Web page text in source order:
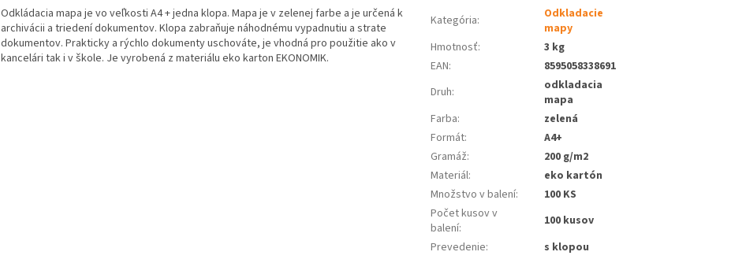
Odkládacia mapa je vo veľkosti A4 + jedna klopa. Mapa je v zelenej farbe a je určená k
archivácii a triedení dokumentov. Klopa zabraňuje náhodnému vypadnutiu a strate
dokumentov. Prakticky a rýchlo dokumenty uschováte, je vhodná pro použitie ako v
kancelári tak i v škole. Je vyrobená z materiálu eko karton EKONOMIK.
Kategória:
Odkladacie
mapy
Hmotnosť:
3 kg
EAN:
8595058338691
Druh:
odkladacia
mapa
Farba:
zelená
Formát:
A4+
Gramáž:
200 g/m2
Materiál:
eko kartón
Množstvo v balení:
100 KS
Počet kusov v
balení:
100 kusov
Prevedenie: s klopou